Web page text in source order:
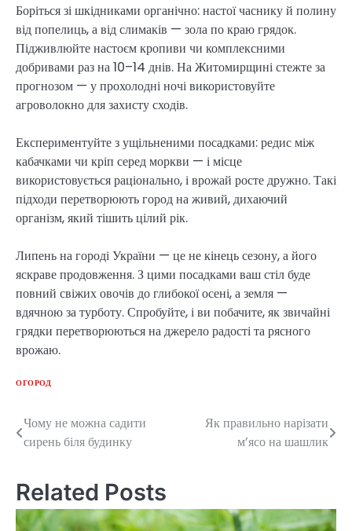
Боріться зі шкідниками органічно: настої часнику й полину
від попелиць, а від слимаків — зола по краю грядок.
Підживлюйте настоєм кропиви чи комплексними
добривами раз на 10–14 днів. На Житомирщині стежте за
прогнозом — у прохолодні ночі використовуйте
агроволокно для захисту сходів.
Експериментуйте з ущільненими посадками: редис між
кабачками чи кріп серед моркви — і місце
використовується раціонально, і врожай росте дружно. Такі
підходи перетворюють город на живий, дихаючий
організм, який тішить цілий рік.
Липень на городі України — це не кінець сезону, а його
яскраве продовження. З цими посадками ваш стіл буде
повний свіжих овочів до глибокої осені, а земля —
вдячною за турботу. Спробуйте, і ви побачите, як звичайні
грядки перетворюються на джерело радості та рясного
врожаю.
ОГОРОД
Post
navigation
Чому не можна садити
сирень біля будинку
Як правильно нарізати
м’ясо на шашлик
Related Posts